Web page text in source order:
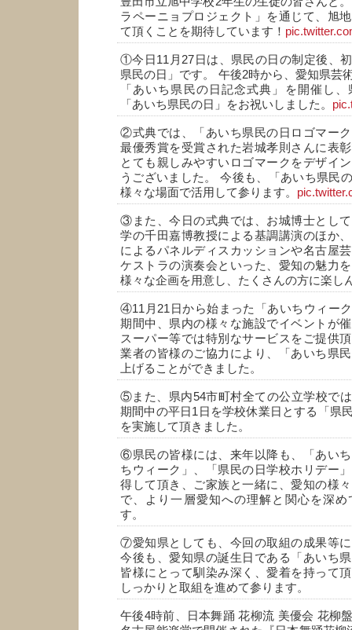
ラペーニョプロジェクト」を通じて、旭
て頂くことを期待しています！
①今日11月27日は、県民の日の制定後、
県民の日」です。 午後2時から、愛知県芸
「あいち県民の日記念式典」を開催し
「あいち県民の日」をお祝いしました。
②式典では、「あいち県民の日ロゴマー
最優秀賞を受賞された岩城孝則さんに表
とても親しみやすいロゴマークをデザイ
うございました。 今後も、「あいち県民
様々な場面で活用して参ります。
③また、今日の式典では、お城博士とし
学の千田嘉博教授による基調講演のほか
によるパネルディスカッションや名古屋
ケストラの演奏会といった、愛知の魅力
様々な企画を用意し、たくさんの方に楽し
④11月21日から始まった「あいちウィー
期間中、県内の様々な施設でイベントが
スーパー等では特別なサービスをご提供
業者の皆様のご協力により、「あいち県
上げることができました。
⑤また、県内54市町村全ての公立学校で
期間中の平日1日を学校休業日とする「県
を実施して頂きました。
⑥県民の皆様には、来年以降も、「あい
ちウィーク」、「県民の日学校ホリデー
得して頂き、ご家族と一緒に、愛知の様
で、より一層愛知への理解と関心を深
す。
⑦愛知県としても、今回の取組の成果等
今後も、愛知県の誕生日である「あいち
皆様にとって馴染み深く、愛着を持って
しっかりと取組を進めて参ります。
午後4時前、日本舞踊 花柳流 美優会 花柳